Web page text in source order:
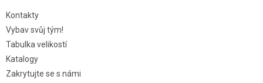
Kontakty
Vybav svůj tým!
Tabulka velikostí
Katalogy
Zakrytujte se s námi